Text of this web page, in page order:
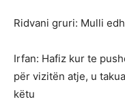
Ridvani gruri: Mulli
Irfan: Hafiz kur te
për vizitën atje, u
këtu